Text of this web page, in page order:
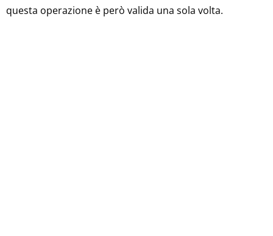
questa operazione è però valida una sola volta.